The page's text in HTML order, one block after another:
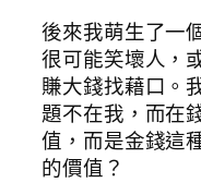
後來我萌生了一
很可能笑壞人，
賺大錢找藉口。
題不在我，而在
值，而是金錢這
的價值？